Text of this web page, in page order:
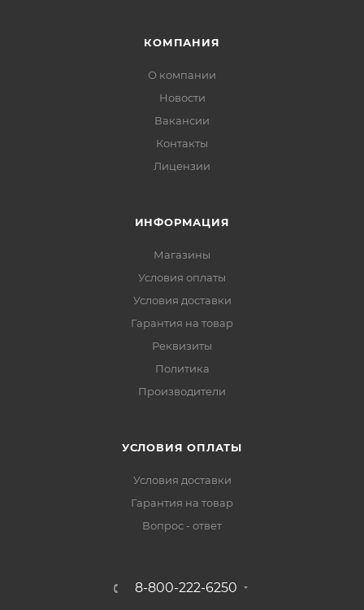
КОМПАНИЯ
О компании
Новости
Вакансии
Контакты
Лицензии
ИНФОРМАЦИЯ
Магазины
Условия оплаты
Условия доставки
Гарантия на товар
Реквизиты
Политика
Производители
УСЛОВИЯ ОПЛАТЫ
Условия доставки
Гарантия на товар
Вопрос - ответ
8-800-222-6250